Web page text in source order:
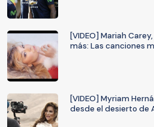
[VIDEO] Mariah
más: Las canciones
[VIDEO] Myriam
desde el desierto de